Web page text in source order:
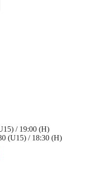
/ 19:00 (H)
(U15) / 18:30 (H)